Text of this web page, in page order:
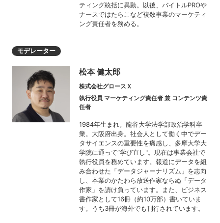
ティング統括に異動。以後、バイトルPROや
ナースではたらこなど複数事業のマーケティ
ング責任者を務める。
モデレーター
松本 健太郎
株式会社グロースＸ
執行役員 マーケティング責任者 兼 コンテンツ責
任者
1984年生まれ。龍谷大学法学部政治学科卒
業。大阪府出身。社会人として働く中でデー
タサイエンスの重要性を痛感し、多摩大学大
学院に通って“学び直し"。現在は事業会社で
執行役員を務めています。報道にデータを組
み合わせた「データジャーナリズム」を志向
し、本業のかたわら放送作家ならぬ「データ
作家」を請け負っています。また、ビジネス
書作家として16冊（約10万部）書いていま
す。うち3冊が海外でも刊行されています。